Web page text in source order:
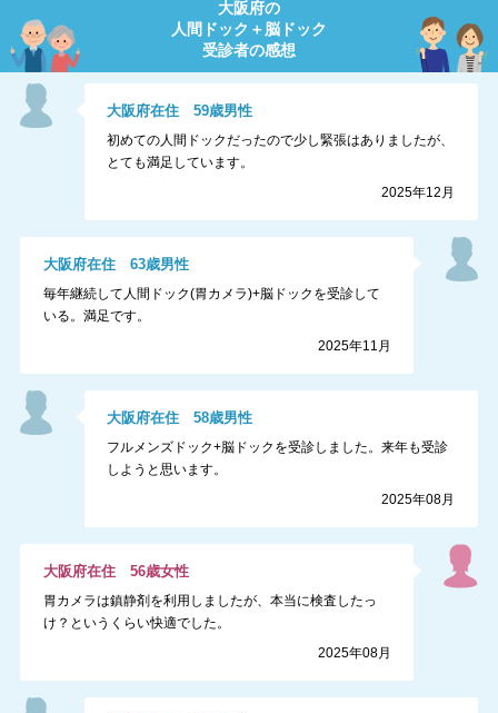
大阪府の
人間ドック＋脳ドック
受診者の感想
大阪府在住59歳男性
初めての人間ドックだったので少し緊張はありましたが、
とても満足しています。
2025年12月
大阪府在住 63歳男性
毎年継続して人間ドック(胃カメラ)+脳ドックを受診して
いる。満足です。
2025年11月
大阪府在住58歳男性
フルメンズドック+脳ドックを受診しました。来年も受診
しようと思います。
2025年08月
大阪府在住 56歳女性
胃カメラは鎮静剤を利用しましたが、本当に検査したっ
け？というくらい快適でした。
2025年08月